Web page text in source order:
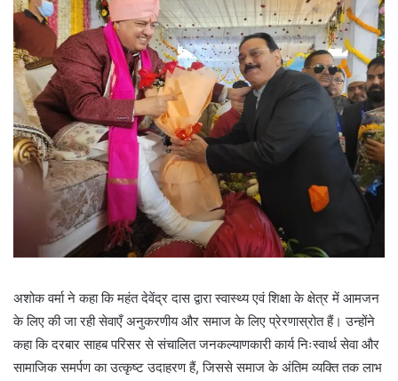
अशोक वर्मा ने कहा कि महंत देवेंद्र दास द्वारा स्वास्थ्य एवं शिक्षा के क्षेत्र में आमजन
के लिए की जा रही सेवाएँ अनुकरणीय और समाज के लिए प्रेरणास्रोत हैं। उन्होंने
कहा कि दरबार साहब परिसर से संचालित जनकल्याणकारी कार्य निःस्वार्थ सेवा और
सामाजिक समर्पण का उत्कृष्ट उदाहरण हैं, जिससे समाज के अंतिम व्यक्ति तक लाभ